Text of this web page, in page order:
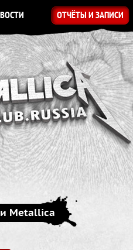
ОТЧЁТЫ И ЗАПИСИ
Metallica